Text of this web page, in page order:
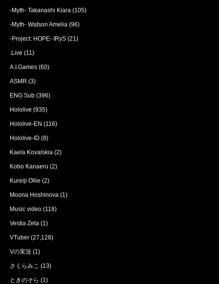
-Myth- Takanashi Kiara (105)
-Myth- Watson Amelia (96)
-Project: HOPE- IRyS (21)
.Live (11)
A.I.Games (60)
ASMR (3)
ENG Sub (396)
Hololive (935)
Hololive-EN (116)
Hololive-ID (8)
Kaela Kovalskia (2)
Kobo Kanaeru (2)
Kureiji Ollie (2)
Moona Hoshinova (1)
Music video (118)
Vestia Zeta (1)
VTuber (27,128)
Vの実況 (1)
さくらみこ (13)
ときのそら (1)